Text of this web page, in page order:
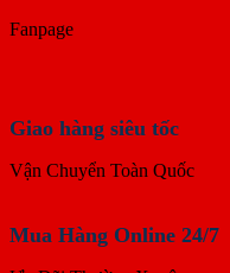
Fanpage
Giao hàng siêu tốc
Vận Chuyển Toàn Quốc
Mua Hàng Online 24/7